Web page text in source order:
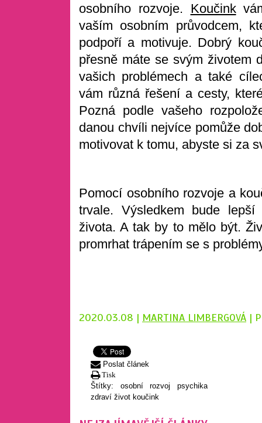
osobního rozvoje. Koučink
vaším osobním průvodcem,
podpoří a motivuje. Dobrý
přesně máte se svým životem
vašich problémech a také
vám různá řešení a cesty,
Pozná podle vašeho
danou chvíli nejvíce pomůže
motivovat k tomu, abyste si za
Pomocí osobního rozvoje a
trvale. Výsledkem bude
života. A tak by to mělo být.
promrhat trápením se s
2020.03.08 | MARTINA LIMBERGOVÁ |
Poslat článek
Tisk
Štítky: osobní rozvojpsychika
zdraví život koučink